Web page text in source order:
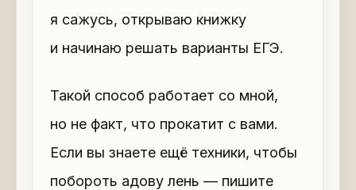
я сажусь, открываю книжку
и начинаю решать варианты ЕГЭ.
Такой способ работает со мной,
но не факт, что прокатит с вами.
Если вы знаете ещё техники, чтобы
побороть адову лень — пишите